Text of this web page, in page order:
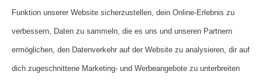
ÜBER UNS
KONTAKT
HÄUFIGE FRAGEN
NEWSLETTER
Funktion unserer Website sicherzustellen, dein Online-Erlebnis zu
verbessern, Daten zu sammeln, die es uns und unseren Partnern
ermöglichen, den Datenverkehr auf der Website zu analysieren, dir auf
dich zugeschnittene Marketing- und Werbeangebote zu unterbreiten